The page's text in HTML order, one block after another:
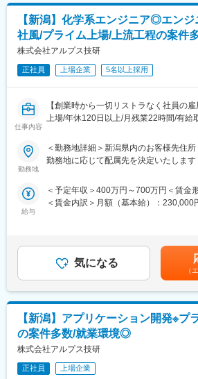
際だけでなく、派遣時におけるプロジ
ため、結束力の高さに加え、自宅からの
職者も少ない長期就業可能な環境です。
■同社で働くメリット：
【経営の安定】自己資本比率65.8％で
年以上、一度も社員の人員整理をしてい
【エンジニアとしてのキャリアアップ
ェクトに携わることができるので、製
知識や経験を重ねることができます。
ます。継続的な研修・支援制度がある
た派遣先を選定することができます。
【長期就業のための手厚いサポート】
間/有給取得率74％/男性の育児・看護休
手当(18歳まで月1万円)/育児休暇取得率
得企業)/育児休暇からの復帰率92％
【新潟】化学系エンジニア◎エン
社風/プライム上場/上流工程の案件
株式会社アルプス技研
正社員 上場企業 5名以上採用
仕事内容
【創業時から一切リストラなく社員の
上場/年休120日以上/月残業22時間/有給
■業務内容：長期的に安定した市場価値
・次世代燃料 燃料電池 リチウム電
・内視鏡 血液分離装置の解析評価
■特徴：請負の設計事務所として、1968
は、技術者派遣／請負・受託開発を中
ます。メーカーによる圧倒的な支持・
としており、堅実さが一番の特徴と言
際だけでなく、派遣時におけるプロジ
ため、結束力の高さにからも退職者も少
です。
■同社で働くメリット：
勤務地
＜勤務地詳細＞新潟県内のお客様先住
勤務地に応じて配属先を決定いたしま
給与
＜予定年収＞400万円～700万円＜賃金
＜賃金内訳＞月額（基本給）：230,000
円（28歳、役職なし、経験4年）、
ャー補佐、経験8年）、7,000,000円（
12年）賃金はあくまでも目安の金額で
る可能性があります。月給(月額)は固定
気になる
（
【新潟】アプリケーション開発※プ
の案件多数/就業環境◎
株式会社アルプス技研
正社員 上場企業